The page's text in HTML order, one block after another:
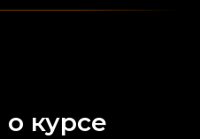
о курсе